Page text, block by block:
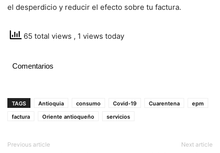
el desperdicio y reducir el efecto sobre tu factura.
65 total views , 1 views today
Comentarios
TAGS Antioquia consumo Covid-19 Cuarentena
epm
factura
Oriente antioqueño servicios
Previous article Next article